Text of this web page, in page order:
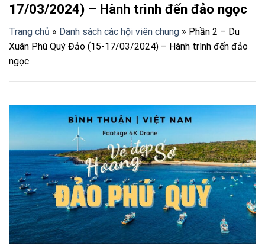
17/03/2024) – Hành trình đến đảo ngọc
Trang chủ » Danh sách các hội viên chung » Phần 2 – Du
Xuân Phú Quý Đảo (15-17/03/2024) – Hành trình đến đảo
ngọc